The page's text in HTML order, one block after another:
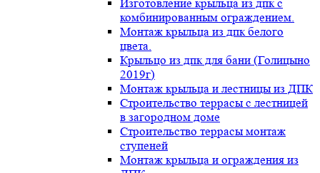
Изготовление крыльца из дпк с
комбинированным ограждением.
Монтаж крыльца из дпк белого
цвета.
Крыльцо из дпк для бани (Голицыно
2019г)
Монтаж крыльца и лестницы из ДПК
Строительство террасы с лестницей
в загородном доме
Строительство террасы монтаж
ступеней
Монтаж крыльца и ограждения из